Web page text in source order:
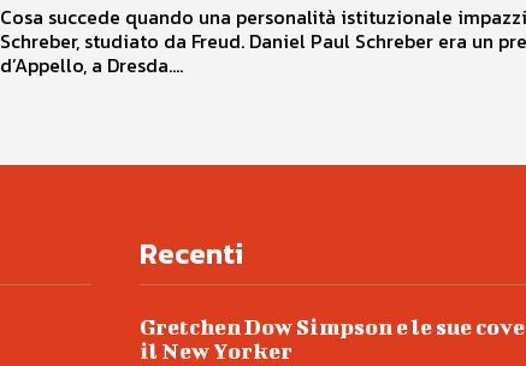
Cosa succede quando una personalità istituzionale
Schreber, studiato da Freud. Daniel Paul Schreber era un
d’Appello, a Dresda....
Recenti
Gretchen Dow Simpson e le sue
il New Yorker